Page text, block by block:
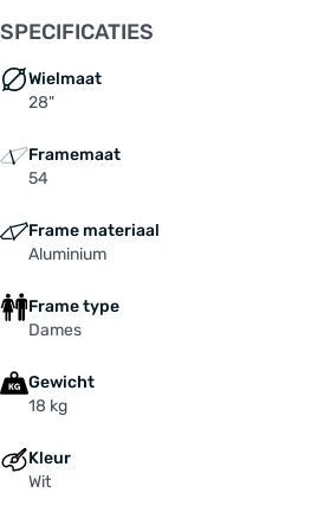
SPECIFICATIES
Wielmaat
28"
Framemaat
54
Frame materiaal
Aluminium
Frame type
Dames
Gewicht
18 kg
Kleur
Wit